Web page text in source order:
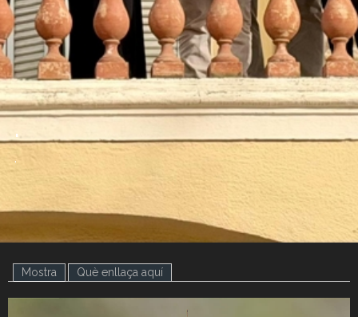
.
.
Mostra (pestanya activa)
Què enllaça aquí